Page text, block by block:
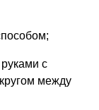
с
между